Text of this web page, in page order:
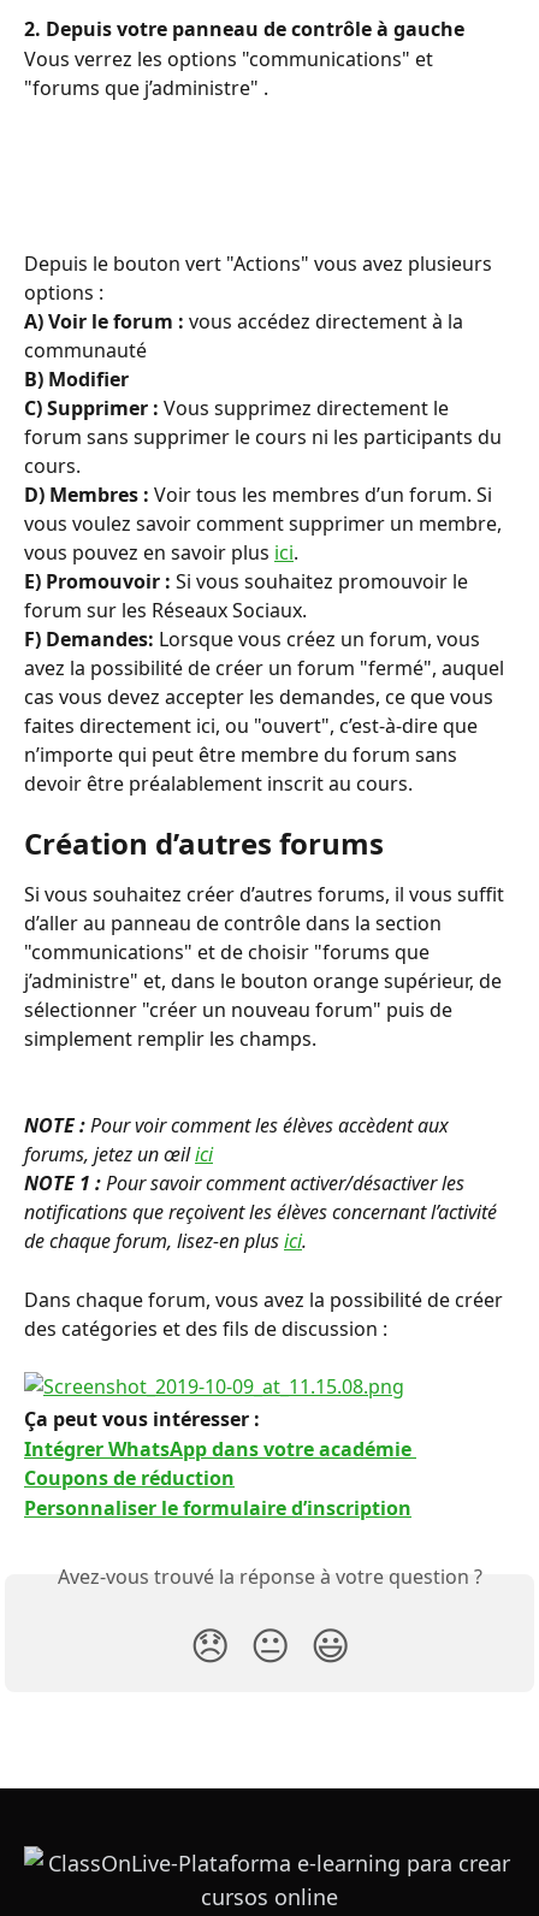
2. Depuis votre panneau de contrôle à gauche
Vous verrez les options "communications" et
"forums que j’administre" .
Depuis le bouton vert "Actions" vous avez plusieurs
options :
A) Voir le forum : vous accédez directement à la
communauté
B) Modifier
C) Supprimer : Vous supprimez directement le
forum sans supprimer le cours ni les participants du
cours.
D) Membres : Voir tous les membres d’un forum. Si
vous voulez savoir comment supprimer un membre,
vous pouvez en savoir plus ici.
E) Promouvoir : Si vous souhaitez promouvoir le
forum sur les Réseaux Sociaux.
F) Demandes: Lorsque vous créez un forum, vous
avez la possibilité de créer un forum "fermé", auquel
cas vous devez accepter les demandes, ce que vous
faites directement ici, ou "ouvert", c’est-à-dire que
n’importe qui peut être membre du forum sans
devoir être préalablement inscrit au cours.
Création d’autres forums
Si vous souhaitez créer d’autres forums, il vous suffit
d’aller au panneau de contrôle dans la section
"communications" et de choisir "forums que
j’administre" et, dans le bouton orange supérieur, de
sélectionner "créer un nouveau forum" puis de
simplement remplir les champs.
NOTE : Pour voir comment les élèves accèdent aux
forums, jetez un œil ici
NOTE 1 : Pour savoir comment activer/désactiver les
notifications que reçoivent les élèves concernant l’activité
de chaque forum, lisez-en plus ici.
Dans chaque forum, vous avez la possibilité de créer
des catégories et des fils de discussion :
Ça peut vous intéresser :
Intégrer WhatsApp dans votre académie
Coupons de réduction
Personnaliser le formulaire d’inscription
Avez-vous trouvé la réponse à votre question ?
😞 😐 😃